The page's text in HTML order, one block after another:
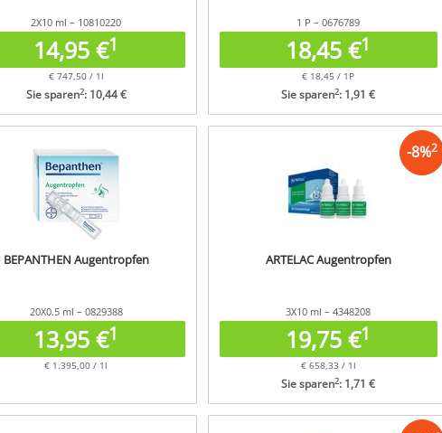
2X10 ml – 10810220
14,95 €1
€ 747,50 / 1l
Sie sparen2: 10,44 €
1 P – 0676789
18,45 €1
€ 18,45 / 1P
Sie sparen2: 1,91 €
BEPANTHEN Augentropfen
20X0.5 ml – 0829388
13,95 €1
€ 1.395,00 / 1l
ARTELAC Augentropfen
3X10 ml – 4348208
19,75 €1
€ 658,33 / 1l
Sie sparen2: 1,71 €
-8%2